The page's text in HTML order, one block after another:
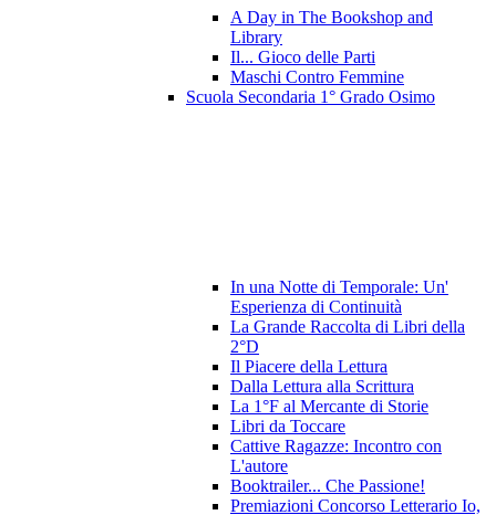
A Day in The Bookshop and
Library
Il... Gioco delle Parti
Maschi Contro Femmine
Scuola Secondaria 1° Grado Osimo
In una Notte di Temporale: Un'
Esperienza di Continuità
La Grande Raccolta di Libri della
2°D
Il Piacere della Lettura
Dalla Lettura alla Scrittura
La 1°F al Mercante di Storie
Libri da Toccare
Cattive Ragazze: Incontro con
L'autore
Booktrailer... Che Passione!
Premiazioni Concorso Letterario Io,